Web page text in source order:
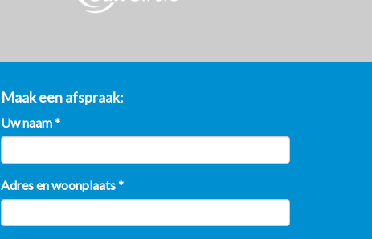
Maak een afspraak
Uw naam*
Adres en woonplaats*